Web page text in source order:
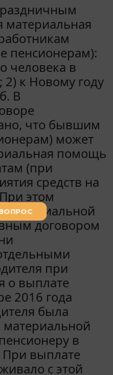
материальная
пенсионерам):
человека в
2) к Новому году
В
что бывшим
может
помощь
(при
средств на
этом
материальной
договором
при
о выплате
2016 года
была
в
При выплате
с этой